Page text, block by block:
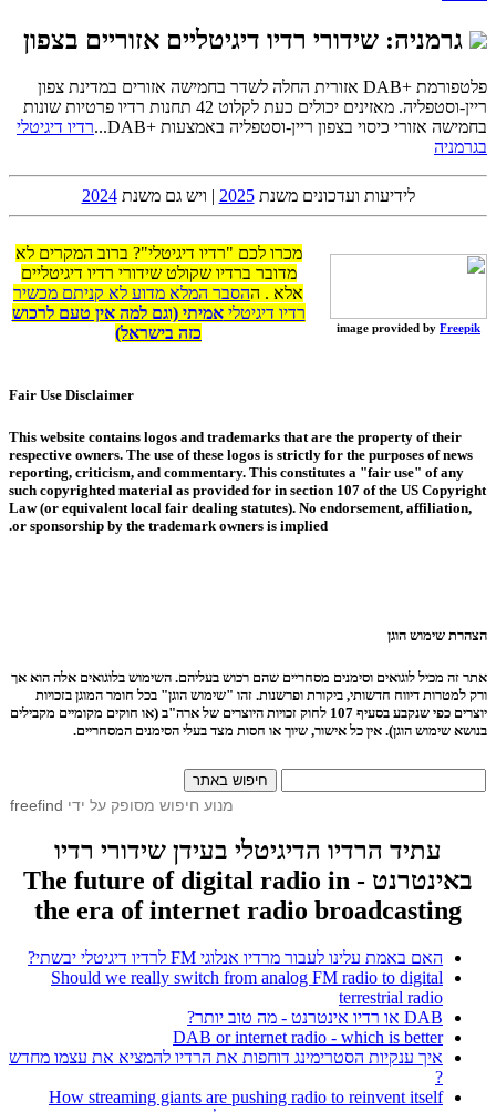
גרמניה: שידורי רדיו דיגיטליים אזוריים בצפון
פלטפורמת +DAB אזורית החלה לשדר בחמישה אזורים במדינת צפון
ריין-וסטפליה. מאזינים יכולים כעת לקלוט 42 תחנות רדיו פרטיות שונות
בחמישה אזורי כיסוי בצפון ריין-וסטפליה באמצעות +DAB...
רדיו דיגיטלי
בגרמניה
לידיעות ועדכונים משנת2025 | ויש גם משנת2024
image provided by Freepik
מכרו לכם "רדיו דיגיטלי"? ברוב המקרים לא
מדובר ברדיו שקולט שידורי רדיו דיגיטליים
אלא . ההסבר המלא מדוע לא קניתם מכשיר
רדיו דיגיטליאמיתי (וגם למה אין טעם לרכוש
כזה בישראל)
Fair Use Disclaimer
This website contains logos and trademarks that are the property of their
respective owners. The use of these logos is strictly for the purposes of news
reporting, criticism, and commentary. This constitutes a "fair use" of any
such copyrighted material as provided for in section 107 of the US Copyright
Law (or equivalent local fair dealing statutes). No endorsement, affiliation,
or sponsorship by the trademark owners is implied.
הצהרת שימוש הוגן
אתר זה מכיל לוגואים וסימנים מסחריים שהם רכוש בעליהם. השימוש בלוגואים אלה הוא אך
ורק למטרות דיווח חדשותי, ביקורת ופרשנות. זהו "שימוש הוגן" בכל חומר המוגן בזכויות
יוצרים כפי שנקבע בסעיף 107 לחוק זכויות היוצרים של ארה"ב (או חוקים מקומיים מקבילים
בנושא שימוש הוגן). אין כל אישור, שיוך או חסות מצד בעלי הסימנים המסחריים.
מנוע חיפוש מסופק על ידי freefind
עתיד הרדיו הדיגיטלי בעידן שידורי רדיו
באינטרנט - The future of digital radio in
the era of internet radio broadcasting
האם באמת עלינו לעבור מרדיו אנלוגי FM לרדיו דיגיטלי יבשתי?
Should we really switch from analog FM radio to digital
terrestrial radio
DAB או רדיו אינטרנט - מה טוב יותר?
DAB or internet radio - which is better
איך ענקיות הסטרימינג דוחפות את הרדיו להמציא את עצמו מחדש
?
How streaming giants are pushing radio to reinvent itself